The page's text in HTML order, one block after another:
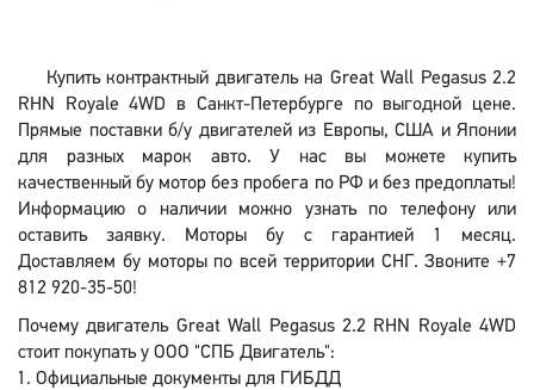
Купить контрактный двигатель на Great Wall Pegasus 2.2
RHN Royale 4WD в Санкт-Петербурге по выгодной цене.
Прямые поставки б/у двигателей из Европы, США и Японии
для разных марок авто. У нас вы можете купить
качественный бу мотор без пробега по РФ и без предоплаты!
Информацию о наличии можно узнать по телефону или
оставить заявку. Моторы бу с гарантией 1 месяц.
Доставляем бу моторы по всей территории СНГ. Звоните +7
812 920-35-50!
Почему двигатель Great Wall Pegasus 2.2 RHN Royale 4WD
стоит покупать у ООО "СПБ Двигатель":
Официальные документы для ГИБДД